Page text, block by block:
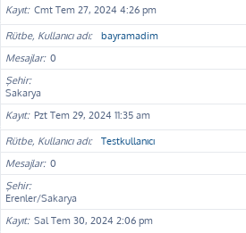
Kayıt Cmt Tem 27, 2024 4:26 pm
Rütbe, Kullanıcı adı
bayramadim
Mesajlar 0
Şehir
Sakarya
Kayıt Pzt Tem 29, 2024 11:35 am
Rütbe, Kullanıcı adı
Testkullanıcı
Mesajlar 0
Şehir
Erenler/Sakarya
Kayıt Sal Tem 30, 2024 2:06 pm